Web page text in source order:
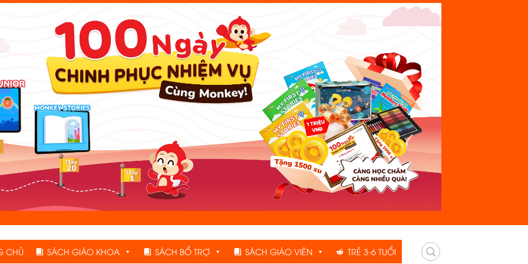
CHỦ SÁCH GIÁO KHOA SÁCH BỔ TRỢ SÁCH GIÁO VIÊN TRẺ 3-6 TUỔI